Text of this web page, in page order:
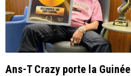
Ans-T Crazy porte la Guinée